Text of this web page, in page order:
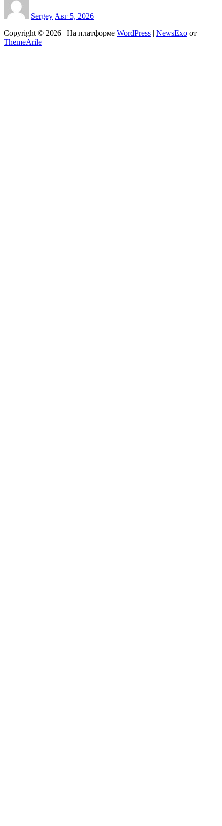
Sergey Авг 5, 2026
Copyright © 2026 | На платформе WordPress | NewsExo от
ThemeArile